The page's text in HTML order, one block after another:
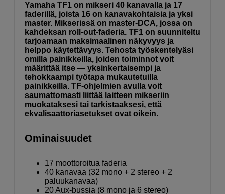
Yamaha TF1 on mikseri 40 kanavalla ja 17
faderillä, joista 16 on kanavakohtaisia ja yksi
master. Mikserissä on master-DCA, jossa on
kahdeksan roll-out-faderia. TF1 on suunniteltu
tarjoamaan maksimaalinen näkyvyys ja
helppo käytettävyys. Tehosta työskentelyäsi
omilla painikkeilla, joiden toiminnot voit
määrittää itse — yksinkertaisempi ja
tehokkaampi työtapa mukautetuilla
painikkeilla. TF-ohjelmien avulla voit
saumattomasti liittää laitteen mikseriin
muokataksesi tai tarkistaaksesi, että
ekvalisaattoriasetukset ovat oikein.
Ominaisuudet
17 moottoroitua faderia
40 kanavaa (32 mono + 2 stereo + 2
paluukanavaa)
20 Aux-bussia (8 mono ja 6 stereo)